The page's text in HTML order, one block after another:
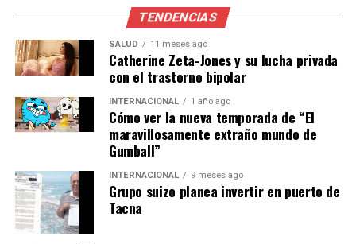
reservista del Ejército del Aire y profesor en la
Universidad de Huelva. Su destino es la Academia
General del Aire en San Javier, Murcia, donde la princesa
Leonor está estudiando. “Coincido con ella y puede que
incluso le dé clases”, menciona Mariano, quien se
prepara para impartir formación a futuros oficiales del
Ejército del Aire en la especialidad de Ciberespacio.
Mariano, ingeniero de Telecomunicaciones, refleja el
perfil de un ciudadano que, tras completar el Servicio
Militar, encontró en el voluntariado una vía para seguir
vinculado a las Fuerzas Armadas.
TENDENCIAS
SALUD 11 meses ago
Catherine Zeta-Jones y su lucha privada
con el trastorno bipolar
INTERNACIONAL 1 año ago
Cómo ver la nueva temporada de “El
maravillosamente extraño mundo de
Gumball”
INTERNACIONAL 9 meses ago
Grupo suizo planea invertir en puerto de
Tacna